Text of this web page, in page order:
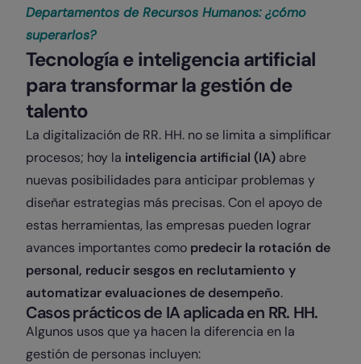
Departamentos de Recursos Humanos: ¿cómo
superarlos?
Tecnología e inteligencia artificial
para transformar la gestión de
talento
La digitalización de RR. HH. no se limita a simplificar
procesos; hoy la inteligencia artificial (IA) abre
nuevas posibilidades para anticipar problemas y
diseñar estrategias más precisas. Con el apoyo de
estas herramientas, las empresas pueden lograr
avances importantes como predecir la rotación de
personal, reducir sesgos en reclutamiento y
automatizar evaluaciones de desempeño.
Casos prácticos de IA aplicada en RR. HH.
Algunos usos que ya hacen la diferencia en la
gestión de personas incluyen: